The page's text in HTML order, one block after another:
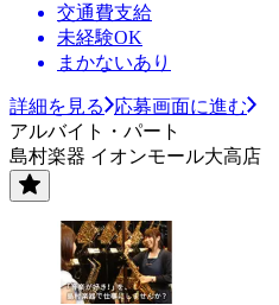
交通費支給
未経験OK
まかないあり
詳細を見る
応募画面に進む
アルバイト・パート
島村楽器 イオンモール大高店